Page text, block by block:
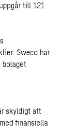
till 121
Sweco har
bolaget
skyldigt att
finansiella